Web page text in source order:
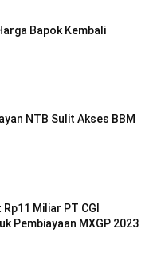
Bapok Kembali
NTB Sulit Akses BBM
Miliar PT CGI
Pembiayaan MXGP 2023